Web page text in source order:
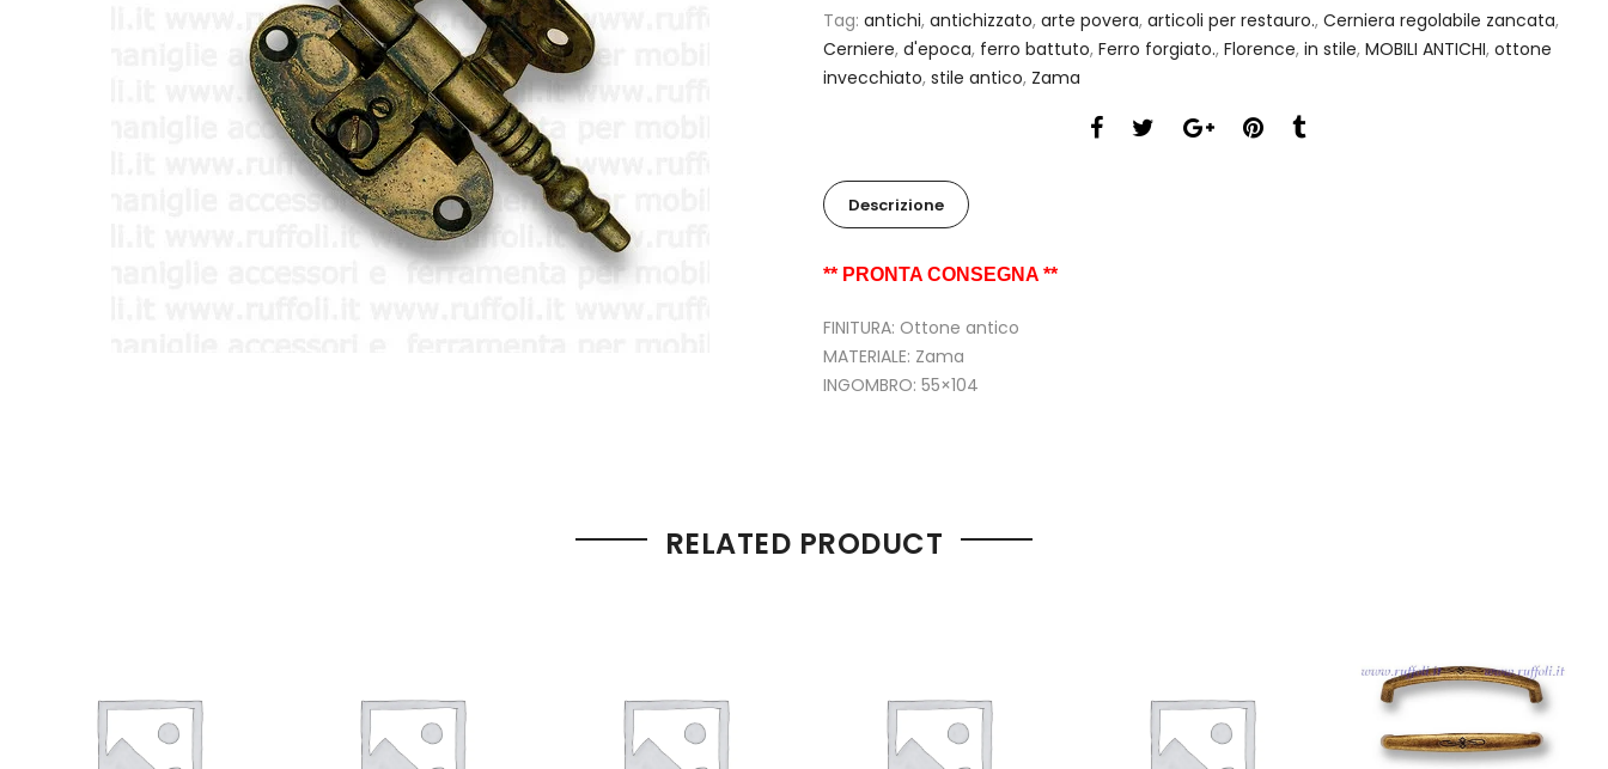
Tag: antichi, antichizzato, arte povera, articoli per restauro., Cerniera regolabile zancata,
Cerniere, d'epoca, ferro battuto, Ferro forgiato., Florence, in stile, MOBILI ANTICHI, ottone
invecchiato, stile antico, Zama
Descrizione
** PRONTA CONSEGNA **
FINITURA: Ottone antico
MATERIALE: Zama
INGOMBRO: 55×104
RELATED PRODUCT